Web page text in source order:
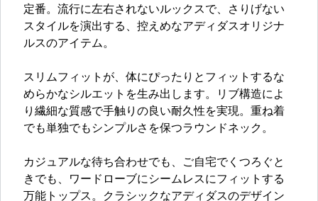
定番。流行に左右されないルックスで、さりげない
スタイルを演出する、控えめなアディダスオリジナ
ルスのアイテム。
スリムフィットが、体にぴったりとフィットするな
めらかなシルエットを生み出します。リブ構造によ
り繊細な質感で手触りの良い耐久性を実現。重ね着
でも単独でもシンプルさを保つラウンドネック。
カジュアルな待ち合わせでも、ご自宅でくつろぐと
きでも、ワードローブにシームレスにフィットする
万能トップス。クラシックなアディダスのデザイン